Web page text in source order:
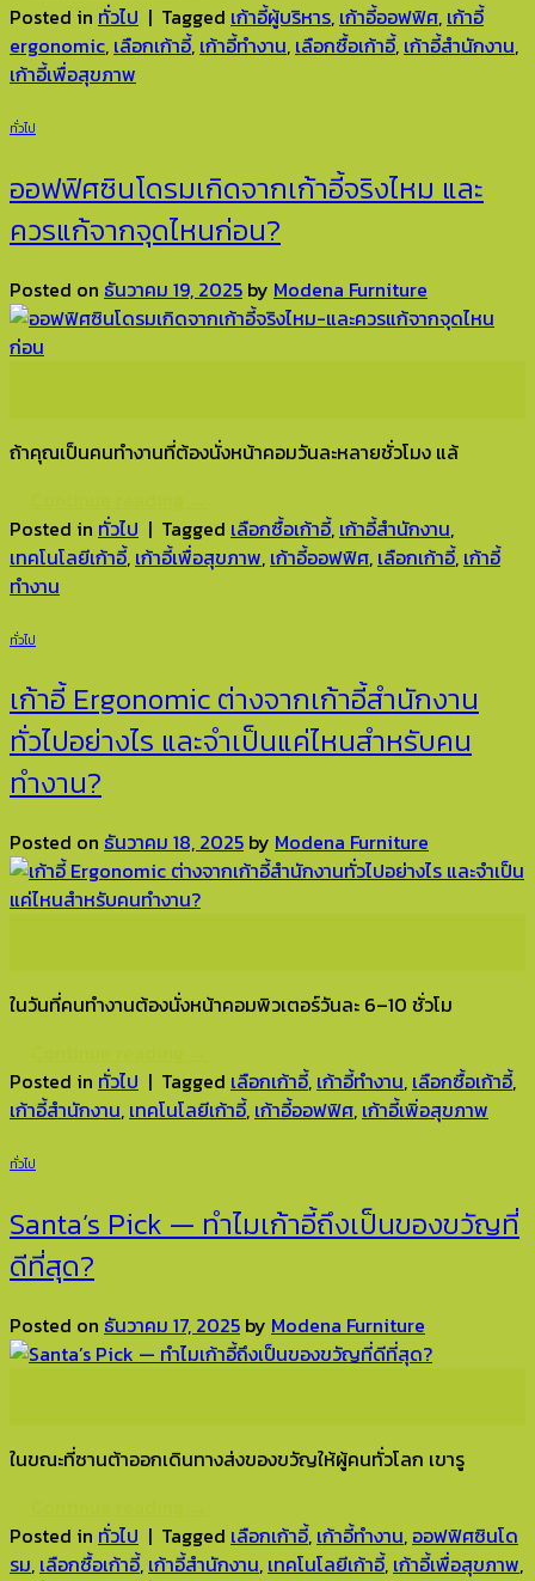
Posted in ทั่วไป | Tagged เก้าอี้ผู้บริหาร, เก้าอี้ออฟฟิศ, เก้าอี้
ergonomic, เลือกเก้าอี้, เก้าอี้ทำงาน, เลือกซื้อเก้าอี้, เก้าอี้สำนักงาน,
เก้าอี้เพื่อสุขภาพ
ทั่วไป
ออฟฟิศซินโดรมเกิดจากเก้าอี้จริงไหม และ
ควรแก้จากจุดไหนก่อน?
Posted on ธันวาคม 19, 2025 by Modena Furniture
ถ้าคุณเป็นคนทำงานที่ต้องนั่งหน้าคอมวันละหลายชั่วโมง แล้
Posted in ทั่วไป | Tagged เลือกซื้อเก้าอี้, เก้าอี้สำนักงาน,
เทคโนโลยีเก้าอี้, เก้าอี้เพื่อสุขภาพ, เก้าอี้ออฟฟิศ, เลือกเก้าอี้, เก้าอี้
ทำงาน
ทั่วไป
เก้าอี้ Ergonomic ต่างจากเก้าอี้สำนักงาน
ทั่วไปอย่างไร และจำเป็นแค่ไหนสำหรับคน
ทำงาน?
Posted on ธันวาคม 18, 2025 by Modena Furniture
ในวันที่คนทำงานต้องนั่งหน้าคอมพิวเตอร์วันละ 6–10 ชั่วโม
Posted in ทั่วไป | Tagged เลือกเก้าอี้, เก้าอี้ทำงาน, เลือกซื้อเก้าอี้,
เก้าอี้สำนักงาน, เทคโนโลยีเก้าอี้, เก้าอี้ออฟฟิศ, เก้าอี้เพิ่อสุขภาพ
ทั่วไป
Santa’s Pick — ทำไมเก้าอี้ถึงเป็นของขวัญที่
ดีที่สุด?
Posted on ธันวาคม 17, 2025 by Modena Furniture
ในขณะที่ซานต้าออกเดินทางส่งของขวัญให้ผู้คนทั่วโลก เขารู
Posted in ทั่วไป | Tagged เลือกเก้าอี้, เก้าอี้ทำงาน, ออฟฟิศซินโด
รม, เลือกซื้อเก้าอี้, เก้าอี้สำนักงาน, เทคโนโลยีเก้าอี้, เก้าอี้เพื่อสุขภาพ,